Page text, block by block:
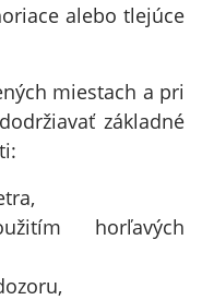
alebo tlejúce
miestach a pri
základné
horľavých